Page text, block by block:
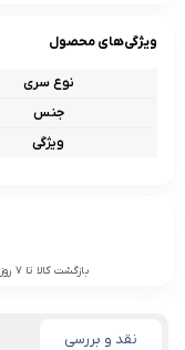
ویژگی‌های محصول
نوع سری
جنس
ویژگی
بازگشت کالا تا 7 روز
نقد و بررسی